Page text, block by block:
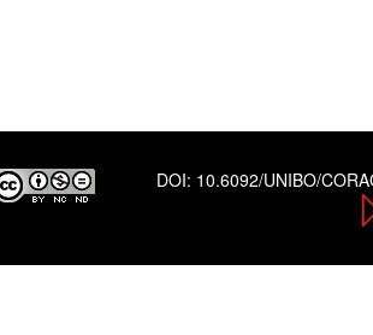
DOI: 10.6092/UNIBO/